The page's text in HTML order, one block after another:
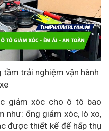
trải nghiệm vận hành
giảm xóc cho ô tô bao
như: ống giảm xóc, lò xo,
được thiết kế để hấp thụ